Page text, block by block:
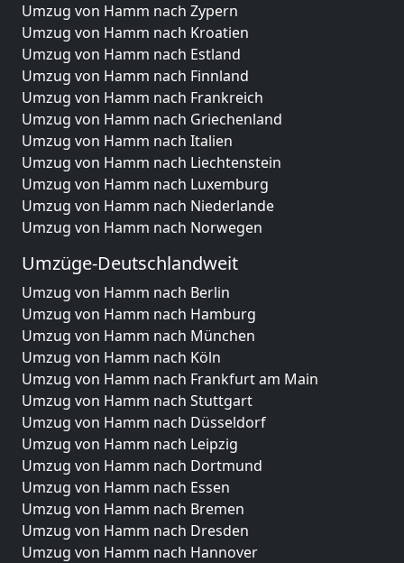
Umzug von Hamm nach Zypern
Umzug von Hamm nach Kroatien
Umzug von Hamm nach Estland
Umzug von Hamm nach Finnland
Umzug von Hamm nach Frankreich
Umzug von Hamm nach Griechenland
Umzug von Hamm nach Italien
Umzug von Hamm nach Liechtenstein
Umzug von Hamm nach Luxemburg
Umzug von Hamm nach Niederlande
Umzug von Hamm nach Norwegen
Umzüge-Deutschlandweit
Umzug von Hamm nach Berlin
Umzug von Hamm nach Hamburg
Umzug von Hamm nach München
Umzug von Hamm nach Köln
Umzug von Hamm nach Frankfurt am Main
Umzug von Hamm nach Stuttgart
Umzug von Hamm nach Düsseldorf
Umzug von Hamm nach Leipzig
Umzug von Hamm nach Dortmund
Umzug von Hamm nach Essen
Umzug von Hamm nach Bremen
Umzug von Hamm nach Dresden
Umzug von Hamm nach Hannover